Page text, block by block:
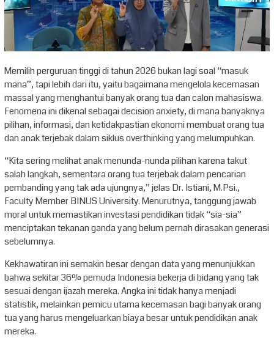
Memilih perguruan tinggi di tahun 2026 bukan lagi soal “masuk
mana”, tapi lebih dari itu, yaitu bagaimana mengelola kecemasan
massal yang menghantui banyak orang tua dan calon mahasiswa.
Fenomena ini dikenal sebagai decision anxiety, di mana banyaknya
pilihan, informasi, dan ketidakpastian ekonomi membuat orang tua
dan anak terjebak dalam siklus overthinking yang melumpuhkan.
“Kita sering melihat anak menunda-nunda pilihan karena takut
salah langkah, sementara orang tua terjebak dalam pencarian
pembanding yang tak ada ujungnya,” jelas Dr. Istiani, M.Psi.,
Faculty Member BINUS University. Menurutnya, tanggung jawab
moral untuk memastikan investasi pendidikan tidak “sia-sia”
menciptakan tekanan ganda yang belum pernah dirasakan generasi
sebelumnya.
Kekhawatiran ini semakin besar dengan data yang menunjukkan
bahwa sekitar 36% pemuda Indonesia bekerja di bidang yang tak
sesuai dengan ijazah mereka. Angka ini tidak hanya menjadi
statistik, melainkan pemicu utama kecemasan bagi banyak orang
tua yang harus mengeluarkan biaya besar untuk pendidikan anak
mereka.